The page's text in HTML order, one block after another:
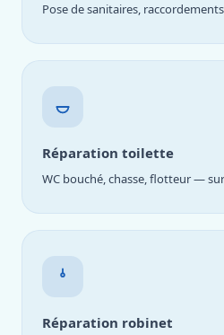
Pose de sanitaires,
Réparation toilette
WC bouché, chasse, flotteur —
Réparation robinet